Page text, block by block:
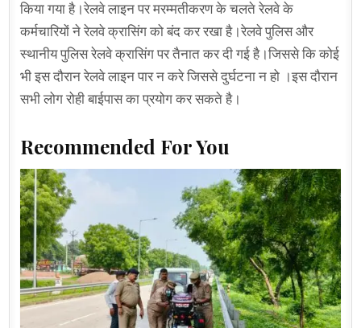
किया गया है।रेलवे लाइन पर मरम्मतीकरण के चलते रेलवे के
कर्मचारियों ने रेलवे क्रासिंग को बंद कर रखा है।रेलवे पुलिस और
स्थानीय पुलिस रेलवे क्रासिंग पर तैनात कर दी गई है।जिससे कि कोई
भी इस दौरान रेलवे लाइन पार न करे जिससे दुर्घटना न हो ।इस दौरान
सभी लोग रोही बाईपास का प्रयोग कर सकते है।
Recommended For You